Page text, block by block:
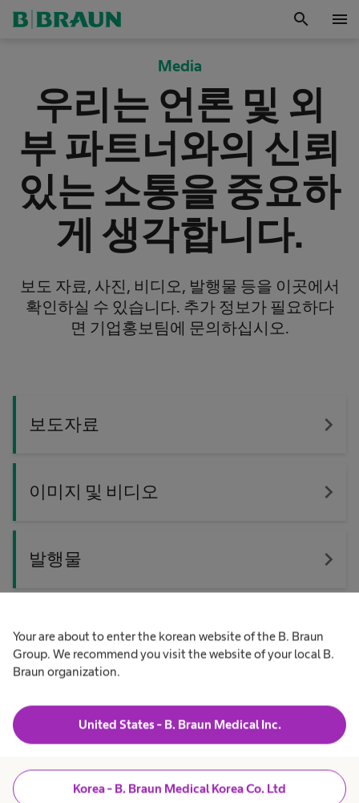
Your are about to enter the korean website of the B. Braun
Group. We recommend you visit the website of your local B.
Braun organization.
United States - B. Braun Medical Inc.
Korea - B. Braun Medical Korea Co. Ltd
search menu
Media
우리는 언론 및 외
부 파트너와의 신뢰
있는 소통을 중요하
게 생각합니다.
보도 자료, 사진, 비디오, 발행물 등을 이곳에서
확인하실 수 있습니다. 추가 정보가 필요하다
면 기업홍보팀에 문의하십시오.
보도자료 navigate_next
이미지 및 비디오 navigate_next
발행물 navigate_next
미디어 문의
B. Braun Korea에 대해 보도자료나 추가 정보가
필요하신 언론인은 언제든지 당사에 문의하십시